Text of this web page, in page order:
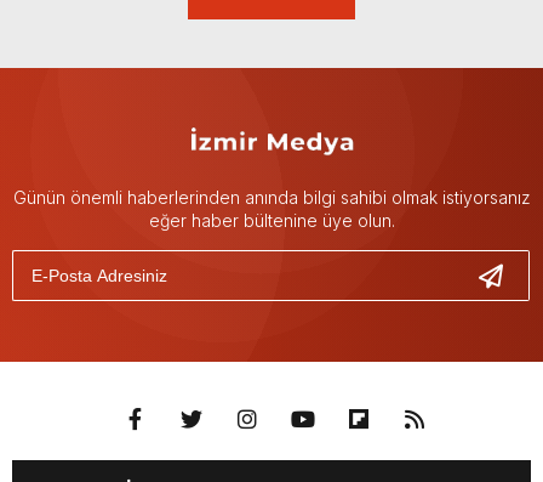
Günün önemli haberlerinden anında bilgi sahibi olmak istiyorsanız
eğer haber bültenine üye olun.